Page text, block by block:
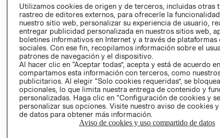
RELACIÓN CON
INVERSIONISTAS
POLÍTICA
EMPRESARIAL
- RETIRO EN
TIENDA
TÉRMINOS Y
CONDICIONES
AVISO DE
PRIVACIDAD
GIFT CARD
AVISO DE
COOKIES
Utilizamos cookies de origen y de terceros, incluidas otras
rastreo de editores externos, para ofrecerle la
nuestro sitio web, personalizar su experiencia de usuario,
entregar publicidad personalizada en nuestros sitios web,
boletines informativos en Internet y a través de plataformas
sociales. Con ese fin, recopilamos información sobre el
patrones de navegación y el dispositivo.
Al hacer clic en “Aceptar todas”, acepta y está de acuerdo
compartamos esta información con terceros, como
publicitarios. Al elegir “Solo cookies requeridas”, se
opcionales, lo que limita nuestra entrega de contenido y
personalizadas. Haga clic en “Configuración de cookies y
personalizar sus opciones. Visite nuestro aviso de cookies
de datos para obtener más información.
Aviso de cookies y uso compartido de datos